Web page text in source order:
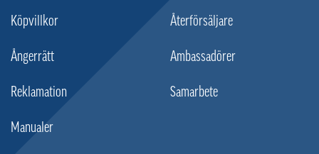
Köpvillkor
Ångerrätt
Reklamation
Manualer
Återförsäljare
Ambassadörer
Samarbete